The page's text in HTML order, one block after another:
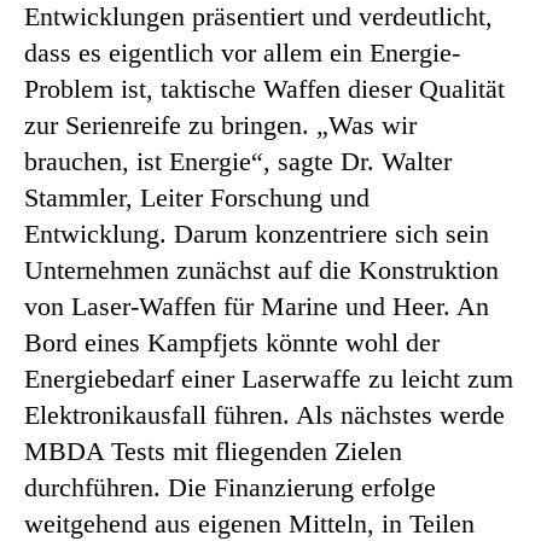
Entwicklungen präsentiert und verdeutlicht,
dass es eigentlich vor allem ein Energie-
Problem ist, taktische Waffen dieser Qualität
zur Serienreife zu bringen. „Was wir
brauchen, ist Energie“, sagte Dr. Walter
Stammler, Leiter Forschung und
Entwicklung. Darum konzentriere sich sein
Unternehmen zunächst auf die Konstruktion
von Laser-Waffen für Marine und Heer. An
Bord eines Kampfjets könnte wohl der
Energiebedarf einer Laserwaffe zu leicht zum
Elektronikausfall führen. Als nächstes werde
MBDA Tests mit fliegenden Zielen
durchführen. Die Finanzierung erfolge
weitgehend aus eigenen Mitteln, in Teilen